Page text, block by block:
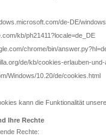
de-DE/
kb/ph21411?locale=de_DE
chrome/bin/
de/kb/cookies-erlauben-und-
Windows/10.20/de/cookies.html
kann die Funktionalität
Ihre Rechte
Rechte: